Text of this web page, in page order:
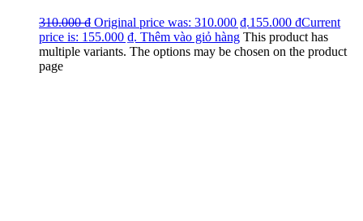
310.000₫ Original price was: 310.000 ₫.155.000 ₫Current
price is: 155.000 ₫. Thêm vào giỏ hàng This product has
multiple variants. The options may be chosen on the product
page